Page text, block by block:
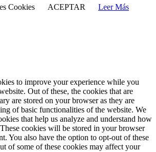
Cookies ACEPTAR Leer Más
to improve your experience while you
Out of these, the cookies that are
are stored on your browser as they are
of basic functionalities of the website. We
that help us analyze and understand how
cookies will be stored in your browser
You also have the option to opt-out of these
of some of these cookies may affect your